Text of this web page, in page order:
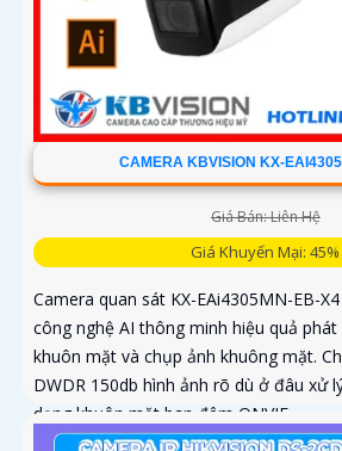
CAMERA KBVISION KX-
Giá Bán: Liên Hệ
Giá Khuyến Mại: 45%
Camera quan sát KX-EAi4305MN-EB-
công nghệ AI thông minh hiệu quả phát
khuôn mặt và chụp ảnh khuông mặt.
DWDR 150db hình ảnh rõ dù ở đâu xử
dạng khuôn mặt ban đêm ONVIF